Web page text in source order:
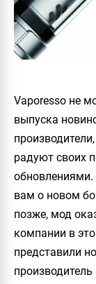
Vaporesso не
выпуска
радуют своих
обновлениями.
вам о новом
позже, мод
компании в
представили